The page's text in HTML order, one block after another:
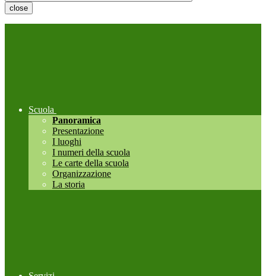
close
Scuola
Panoramica
Presentazione
I luoghi
I numeri della scuola
Le carte della scuola
Organizzazione
La storia